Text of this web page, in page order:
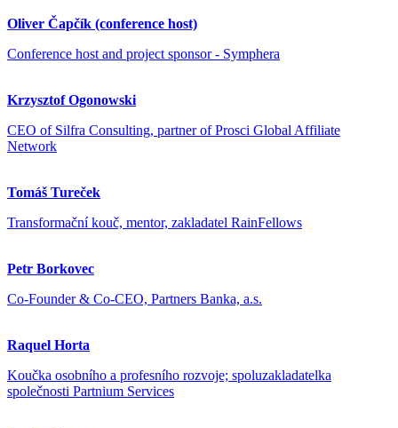
Oliver Čapčík (conference host)
Conference host and project sponsor - Symphera
Krzysztof Ogonowski
CEO of Silfra Consulting, partner of Prosci Global Affiliate
Network
Tomáš Tureček
Transformační kouč, mentor, zakladatel RainFellows
Petr Borkovec
Co-Founder & Co-CEO, Partners Banka, a.s.
Raquel Horta
Koučka osobního a profesního rozvoje; spoluzakladatelka
společnosti Partnium Services